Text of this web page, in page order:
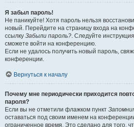
Я забыл пароль!
Не паникуйте! Хотя пароль нельзя
новый. Перейдите на страницу входа на
ссылку Забыли пароль?. Следуйте
сможете войти на конференцию.
Если не удалось получить новый пароль,
конференции.
Вернуться к началу
Почему мне периодически приходится
пароля?
Если вы не отметили флажком пункт
оставаться под своим именем на
ограниченное время. Это сделано для того,